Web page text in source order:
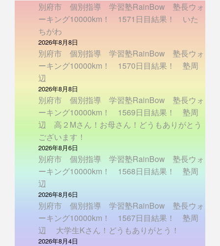
別府市 個別指導 学習塾RainBow 塾長ウォ
ーキング10000km！ 1571日目結果！ いた
ちがわ
2026年8月8日
別府市 個別指導 学習塾RainBow 塾長ウォ
ーキング10000km！ 1570日目結果！ 塾周
辺
2026年8月8日
別府市 個別指導 学習塾RainBow 塾長ウォ
ーキング10000km！ 1569日目結果！ 塾周
辺 高２Mさん！お母さん！どうもありがとう
ございます！
2026年8月6日
別府市 個別指導 学習塾RainBow 塾長ウォ
ーキング10000km！ 1568日目結果！ 塾周
辺
2026年8月6日
別府市 個別指導 学習塾RainBow 塾長ウォ
ーキング10000km！ 1567日目結果！ 塾周
辺 大学生Kさん！どうもありがとう！
2026年8月4日